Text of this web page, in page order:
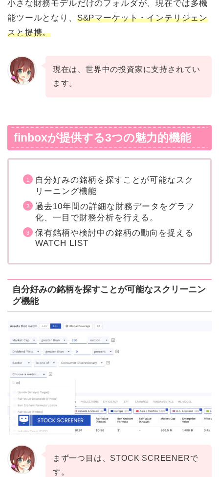
小さな財務モデルだけのフォルダが、現在では多機
能ツールとなり、 S&Pマーケット・インテリジェン
スと提携。
現在は、世界中の投資家に支持されてい
ます。
finboxが提供する3つの魅力的機能
自分好みの銘柄を探すことが可能なスク
リーニング機能
過去10年間の詳細な財務データをグラフ
化、一目で財務分析を行える。
保有銘柄や検討中の銘柄の動向を捉える
WATCH LIST
自分好みの銘柄を探すことが可能なスクリーニン
グ機能
まず一つ目は、STOCK SCREENERで
す。